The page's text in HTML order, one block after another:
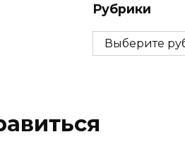
Рубрики
Рубрики